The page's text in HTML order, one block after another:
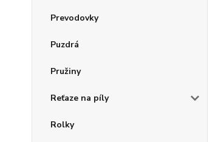
Prevodovky
Puzdrá
Pružiny
Reťaze na píly
Rolky